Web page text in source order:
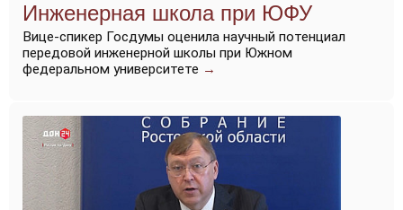
Инженерная школа при ЮФУ
Вице-спикер Госдумы оценила научный потенциал
передовой инженерной школы при Южном
федеральном университете →